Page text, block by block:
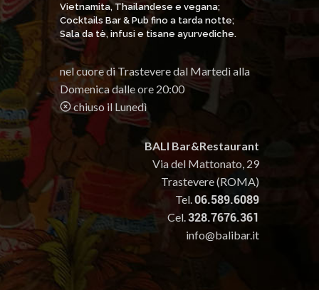
Vietnamita, Thailandese e vegana;
Cocktails Bar & Pub fino a tarda notte;
Sala da tè, infusi e tisane ayurvediche.
nel cuore di Trastevere dal Martedì alla
Domenica dalle ore 20:00
chiuso il Lunedì
BALI Bar&Restaurant
Via del Mattonato, 29
Trastevere (ROMA)
Tel.06.589.6089
Cel.328.7676.361
info@balibar.it